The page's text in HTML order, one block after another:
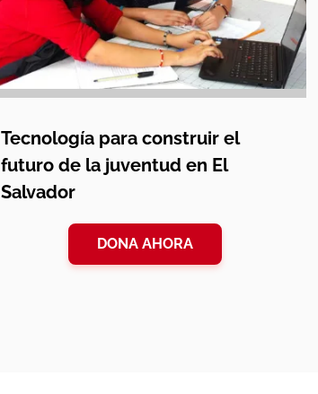
Tecnología para construir el
futuro de la juventud en El
Salvador
DONA AHORA